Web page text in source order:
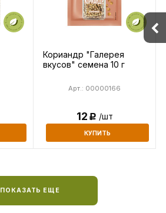
Кориандр "Галерея
вкусов" семена 10 г
Арт.: 00000166
12Р /шт
КУПИТЬ
ПОКАЗАТЬ ЕЩЕ